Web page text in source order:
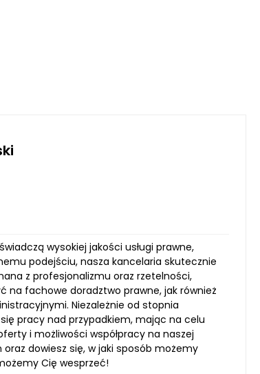
wysokiej jakości usługi prawne,
podejściu, nasza kancelaria skutecznie
z profesjonalizmu oraz rzetelności,
na fachowe doradztwo prawne, jak również
Niezależnie od stopnia
pracy nad przypadkiem, mając na celu
i możliwości współpracy na naszej
dowiesz się, w jaki sposób możemy
Cię wesprzeć!